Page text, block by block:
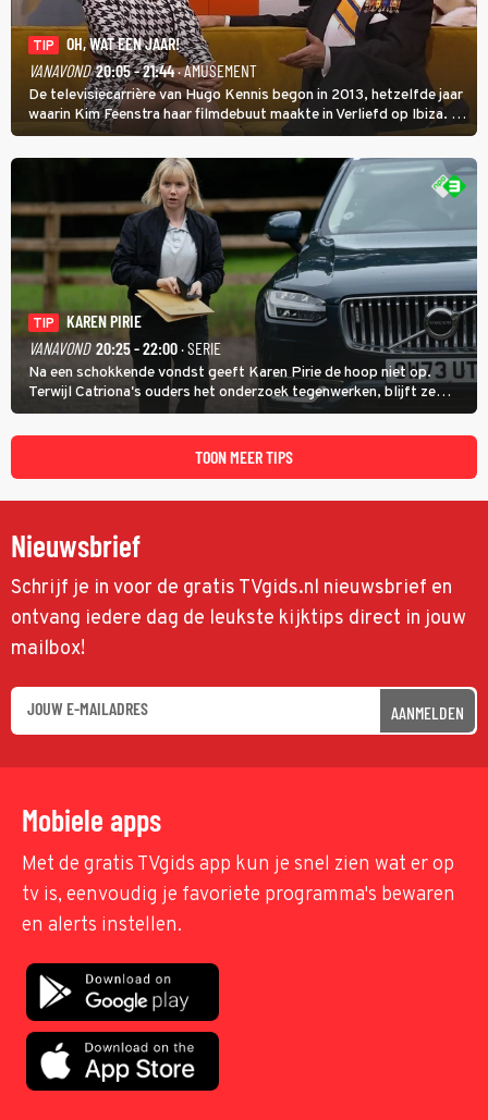
TIP
OH, WAT EEN JAAR!
VANAVOND 20:05 - 21:44· AMUSEMENT
De televisiecarrière van Hugo Kennis begon in 2013, hetzelfde jaar
waarin Kim Feenstra haar filmdebuut maakte in Verliefd op Ibiza. In
Oh, Wat een Jaar! wordt duidelijk wat ze nog meer weten van het
jaar waarin ze allebei eindtwintigers waren.
TIP
KAREN PIRIE
VANAVOND 20:25 - 22:00· SERIE
Na een schokkende vondst geeft Karen Pirie de hoop niet op.
Terwijl Catriona's ouders het onderzoek tegenwerken, blijft ze
speuren naar Adam. In deze slotaflevering van Karen Pirie leidt het
spoor via Frankrijk en Italië naar Malta.
TOON MEER TIPS
Nieuwsbrief
Schrijf je in voor de gratis TVgids.nl nieuwsbrief en
ontvang iedere dag de leukste kijktips direct in jouw
mailbox!
AANMELDEN
Mobiele apps
Met de gratis TVgids app kun je snel zien wat er op
tv is, eenvoudig je favoriete programma's bewaren
en alerts instellen.